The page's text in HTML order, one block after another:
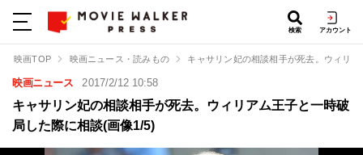
検索 アカウント
映画TOP 映画ニュース・読みもの キャサリン妃の相談相手が死去。ウィリ
映画ニュース 2017/2/12 10:58
キャサリン妃の相談相手が死去。ウィリアム王子と一時破
局した際に相談(画像1/5)